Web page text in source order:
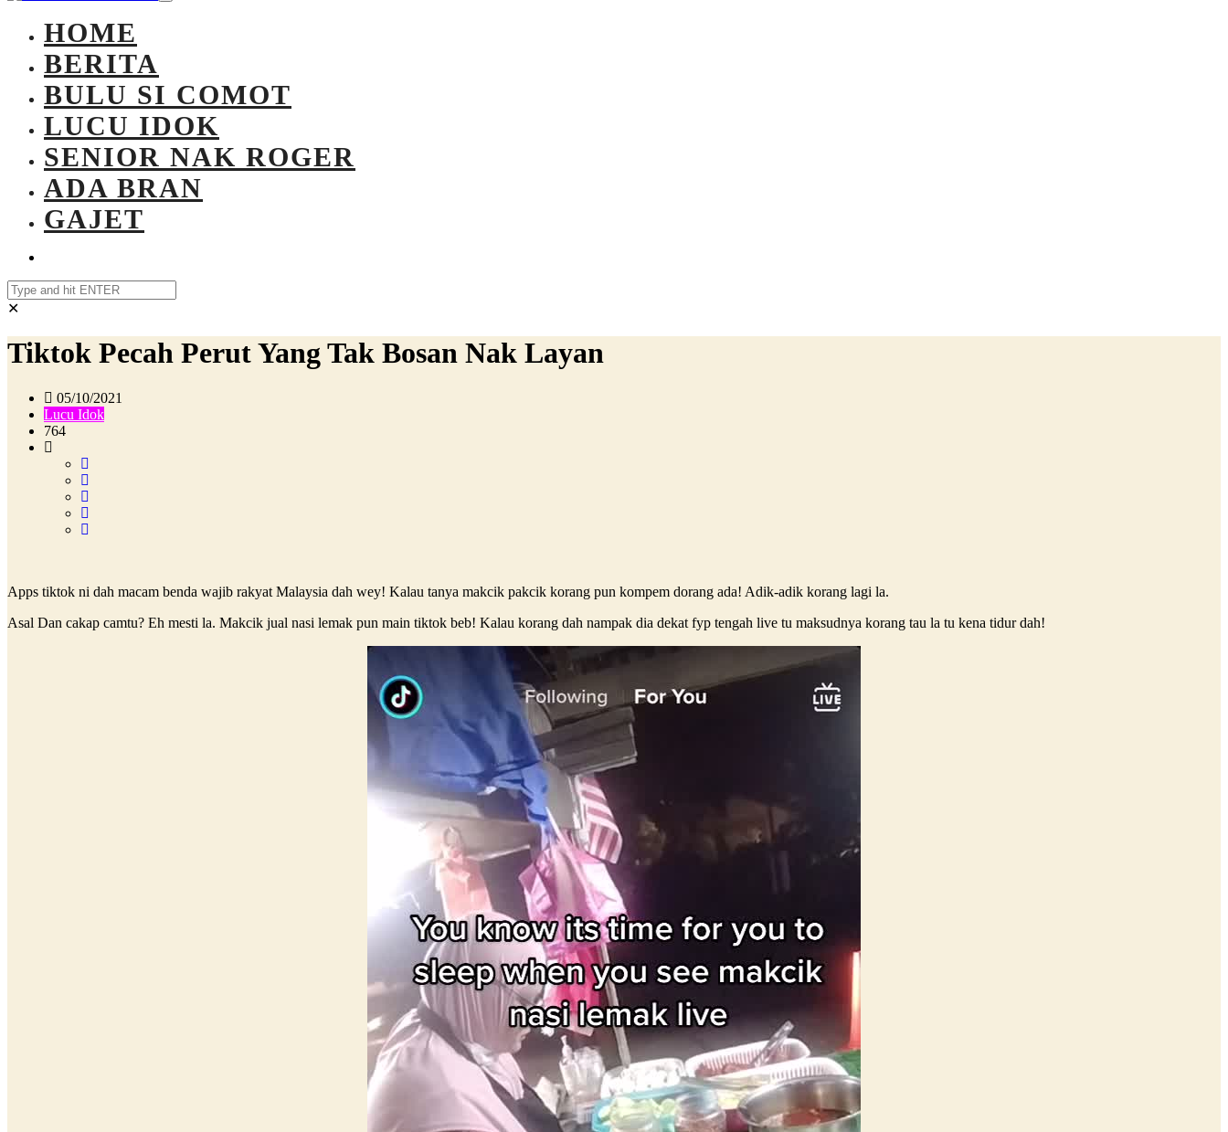
HOME
BERITA
BULU SI COMOT
LUCU IDOK
SENIOR NAK ROGER
ADA BRAN
GAJET
✕
Tiktok Pecah Perut Yang Tak Bosan Nak Layan
05/10/2021
Lucu Idok
764
Apps tiktok ni dah macam benda wajib rakyat Malaysia dah wey! Kalau tanya makcik pakcik korang pun kompem dorang ada! Adik-adik korang lagi la.
Asal Dan cakap camtu? Eh mesti la. Makcik jual nasi lemak pun main tiktok beb! Kalau korang dah nampak dia dekat fyp tengah live tu maksudnya korang tau la tu kena tidur dah!